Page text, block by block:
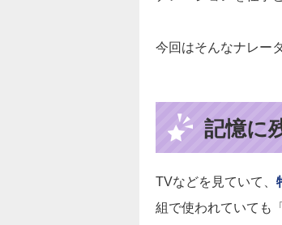
今回はそんなナレー
記憶に
TVなどを見ていて、
組で使われていても